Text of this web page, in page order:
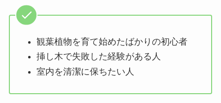
観葉植物を育て始めたばかりの初心者
挿し木で失敗した経験がある人
室内を清潔に保ちたい人